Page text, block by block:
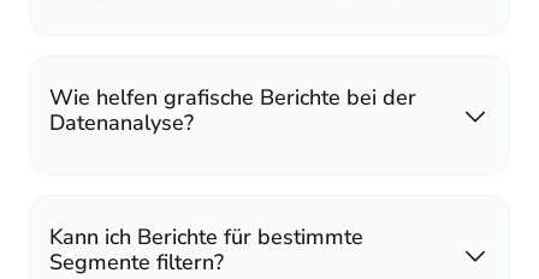
Wie helfen grafische Berichte bei der
Datenanalyse?
Kann ich Berichte für bestimmte
Segmente filtern?